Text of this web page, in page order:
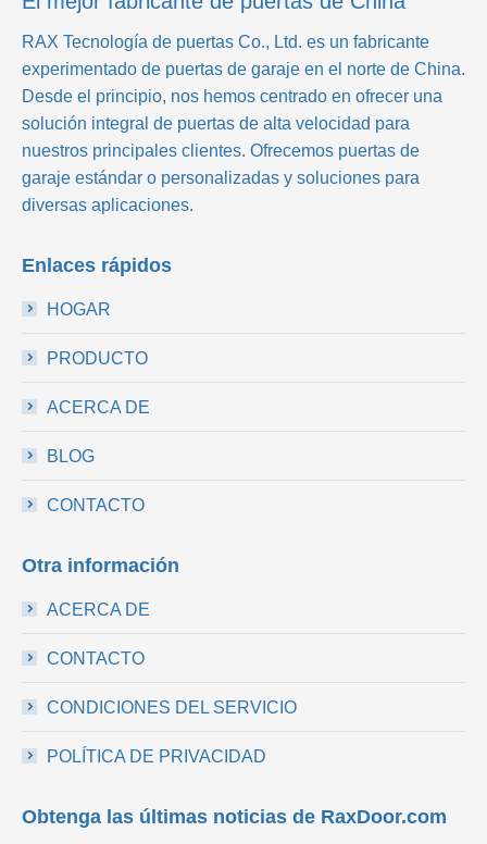
RAX Tecnología de puertas Co., Ltd. es un fabricante
experimentado de puertas de garaje en el norte de China.
Desde el principio, nos hemos centrado en ofrecer una
solución integral de puertas de alta velocidad para
nuestros principales clientes. Ofrecemos puertas de
garaje estándar o personalizadas y soluciones para
diversas aplicaciones.
Enlaces rápidos
HOGAR
PRODUCTO
ACERCA DE
BLOG
CONTACTO
Otra información
ACERCA DE
CONTACTO
CONDICIONES DEL SERVICIO
POLÍTICA DE PRIVACIDAD
Obtenga las últimas noticias de RaxDoor.com